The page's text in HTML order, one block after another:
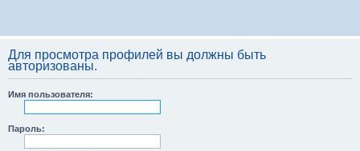
Для просмотра профилей вы должны быть
авторизованы.
Имя пользователя:
Пароль: